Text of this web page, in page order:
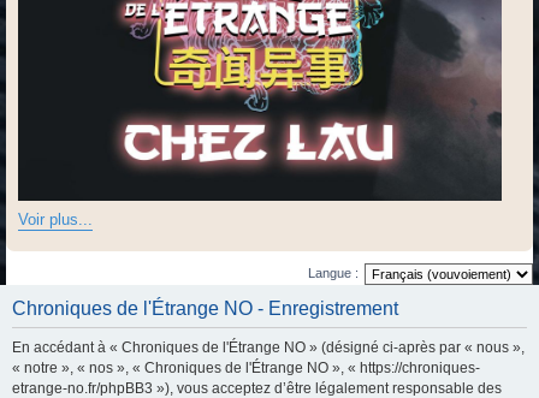
Voir plus...
Langue :
Chroniques de l'Étrange NO - Enregistrement
En accédant à « Chroniques de l'Étrange NO » (désigné ci-après par « nous »,
« notre », « nos », « Chroniques de l'Étrange NO », « https://chroniques-
etrange-no.fr/phpBB3 »), vous acceptez d’être légalement responsable des